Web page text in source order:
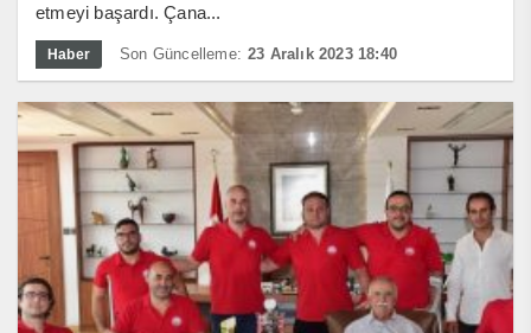
etmeyi başardı. Çana...
Haber Son Güncelleme: 23 Aralık 2023 18:40